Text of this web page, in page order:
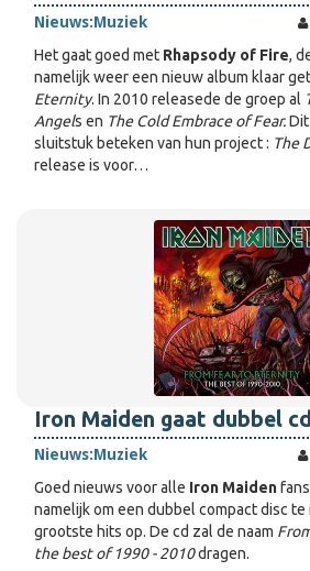
Nieuws:Muziek
Het gaat goed met Rhapsody of Fire,
namelijk weer een nieuw album klaar
Eternity. In 2010 releasede de groep al
Angels en The Cold Embrace of Fear.
sluitstuk beteken van hun project : The
release is voor…
Iron Maiden gaat dubbel
Nieuws:Muziek
Goed nieuws voor alle Iron Maiden
namelijk om een dubbel compact disc
grootste hits op. De cd zal de naam
the best of 1990 - 2010dragen.